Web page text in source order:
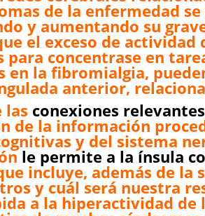
de la enfermedad
y aumentando su
el exceso de
para concentrase en
en la fibromialgia,
anterior,
conexiones
de la información
y del sistema
le permite a la ínsula
incluye, además de la
y cuál será nuestra
a la hiperactividad de